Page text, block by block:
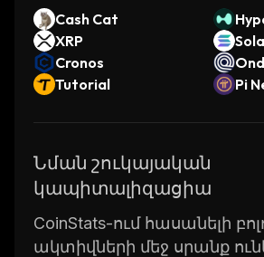
Cash Cat
XRP
Cronos
Tutorial
Pi
Նման շուկայական
կապիտալիզացիա
CoinStats-ում հասանելի
ակտիվների մեջ սրանք